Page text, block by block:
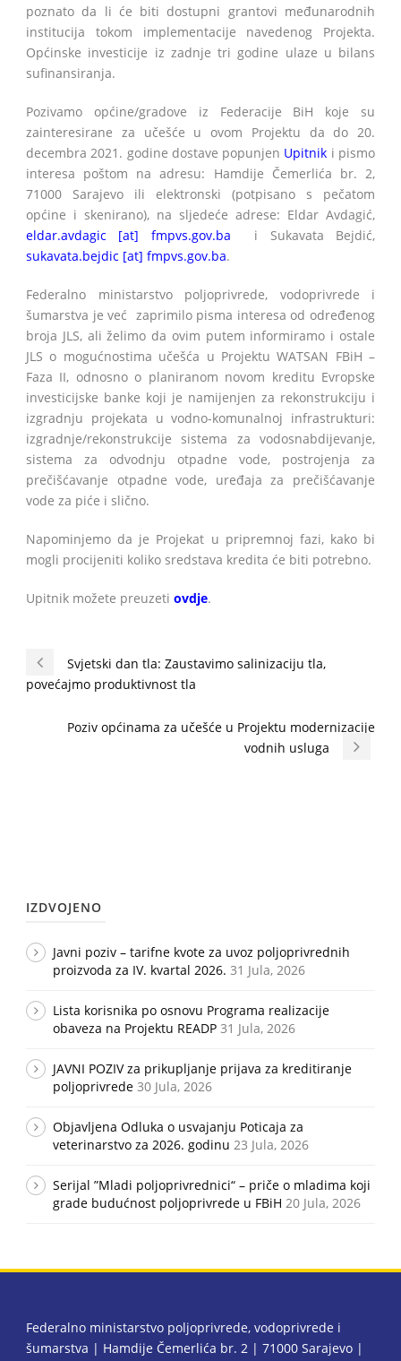
poznato da li će biti dostupni grantovi međunarodnih
institucija tokom implementacije navedenog Projekta.
Općinske investicije iz zadnje tri godine ulaze u bilans
sufinansiranja.
Pozivamo općine/gradove iz Federacije BiH koje su
zainteresirane za učešće u ovom Projektu da do 20.
decembra 2021. godine dostave popunjen Upitnik i pismo
interesa poštom na adresu: Hamdije Čemerlića br. 2,
71000 Sarajevo ili elektronski (potpisano s pečatom
općine i skenirano), na sljedeće adrese: Eldar Avdagić,
eldar.avdagic [at] fmpvs.gov.ba i Sukavata Bejdić,
sukavata.bejdic [at] fmpvs.gov.ba.
Federalno ministarstvo poljoprivrede, vodoprivrede i
šumarstva je već zaprimilo pisma interesa od određenog
broja JLS, ali želimo da ovim putem informiramo i ostale
JLS o mogućnostima učešća u Projektu WATSAN FBiH –
Faza II, odnosno o planiranom novom kreditu Evropske
investicijske banke koji je namijenjen za rekonstrukciju i
izgradnju projekata u vodno-komunalnoj infrastrukturi:
izgradnje/rekonstrukcije sistema za vodosnabdijevanje,
sistema za odvodnju otpadne vode, postrojenja za
prečišćavanje otpadne vode, uređaja za prečišćavanje
vode za piće i slično.
Napominjemo da je Projekat u pripremnoj fazi, kako bi
mogli procijeniti koliko sredstava kredita će biti potrebno.
Upitnik možete preuzeti ovdje.
Svjetski dan tla: Zaustavimo salinizaciju tla,
povećajmo produktivnost tla
Poziv općinama za učešće u Projektu modernizacije
vodnih usluga
IZDVOJENO
Javni poziv – tarifne kvote za uvoz poljoprivrednih
proizvoda za IV. kvartal 2026. 31 Jula, 2026
Lista korisnika po osnovu Programa realizacije
obaveza na Projektu READP 31 Jula, 2026
JAVNI POZIV za prikupljanje prijava za kreditiranje
poljoprivrede 30 Jula, 2026
Objavljena Odluka o usvajanju Poticaja za
veterinarstvo za 2026. godinu 23 Jula, 2026
Serijal ”Mladi poljoprivrednici“ – priče o mladima koji
grade budućnost poljoprivrede u FBiH 20 Jula, 2026
Federalno ministarstvo poljoprivrede, vodoprivrede i
šumarstva | Hamdije Čemerlića br. 2 | 71000 Sarajevo |